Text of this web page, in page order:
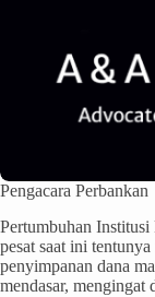
Pengacara Perbankan
Pertumbuhan Institusi
pesat saat ini
penyimpanan dana
mendasar,